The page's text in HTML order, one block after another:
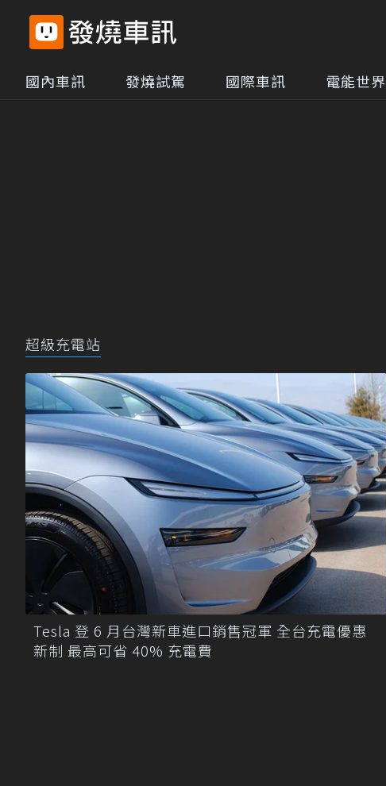
國內車訊 發燒試駕 國際車訊 電能世界
超級充電站
Tesla 登 6 月台灣新車進口銷售冠軍 全台充電優惠
新制 最高可省 40% 充電費